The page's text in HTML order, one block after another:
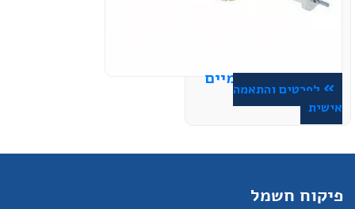
גופי חימום קרמיים
לפרטים והתאמה
אישית
פיקוח חשמל